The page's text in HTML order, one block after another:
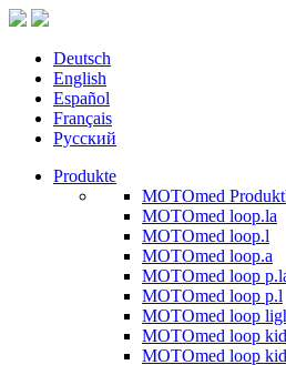
Deutsch
English
Español
Français
Русский
Produkte
MOTOmed
MOTOmed loop.la
MOTOmed loop.l
MOTOmed loop.a
MOTOmed loop
MOTOmed loop p.l
MOTOmed loop
MOTOmed loop
MOTOmed loop